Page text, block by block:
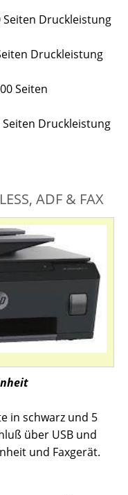
Seiten Druckleistung
Druckleistung
Seiten
Seiten Druckleistung
ADF & FAX
in schwarz und 5
über USB und
und Faxgerät.